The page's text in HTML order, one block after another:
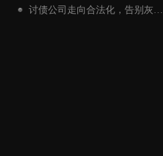
讨债公司走向合法化，告别灰…